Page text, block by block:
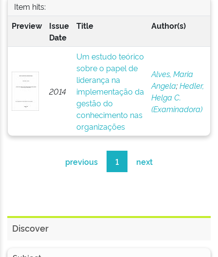
Item hits:
Preview
Issue
Date
Title Author(s)
2014
Um estudo teórico
sobre o papel de
liderança na
implementação da
gestão do
conhecimento nas
organizações
Alves, Maria
Angela;Hedler,
Helga C.
(Examinadora)
previous 1 next
Discover